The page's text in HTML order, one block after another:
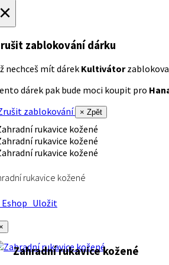
zablokování dárku
nechceš mít dárek Kultivátor
dárek pak bude moci koupit pro
zablokování
× Zpět
rukavice kožené
Uložit
Zahradní rukavice kožené